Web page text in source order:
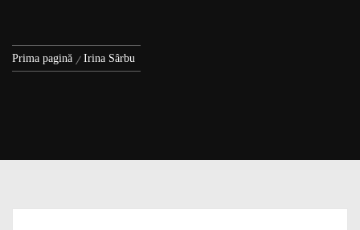
Prima pagină Irina Sârbu